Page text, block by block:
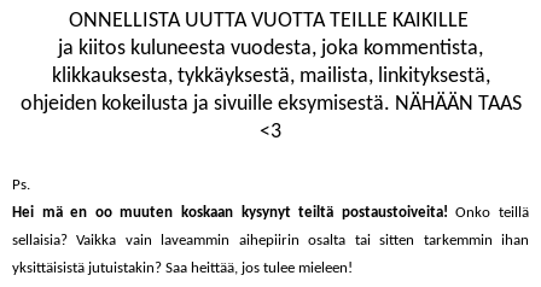
ONNELLISTA UUTTA VUOTTA TEILLE KAIKILLE
ja kiitos kuluneesta vuodesta, joka kommentista,
klikkauksesta, tykkäyksestä, mailista, linkityksestä,
ohjeiden kokeilusta ja sivuille eksymisestä. NÄHÄÄN TAAS
<3
Ps.
Hei mä en oo muuten koskaan kysynyt teiltä postaustoiveita! Onko teillä
sellaisia? Vaikka vain laveammin aihepiirin osalta tai sitten tarkemmin ihan
yksittäisistä jutuistakin? Saa heittää, jos tulee mieleen!